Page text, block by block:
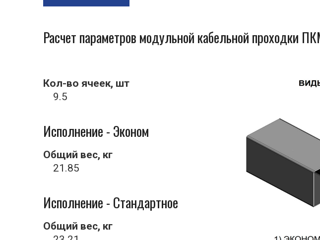
Расчет параметров модульной кабельной проходки
Кол-во ячеек, шт
9.5
Исполнение - Эконом
Общий вес, кг
21.85
Исполнение - Стандартное
Общий вес, кг